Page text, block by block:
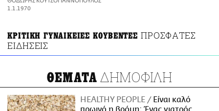
ΑΜΠΑ
1.1.1970
ΚΡΙΤΙΚΗ ΓΥΝΑΙΚΕΙΕΣ ΚΟΥΒΕΝΤΕΣ ΠΡΟΣΦΑΤΕΣ
ΕΙΔΗΣΕΙΣ
ΘΕΜΑΤΑ ΔΗΜΟΦΙΛΗ
HEALTHY PEOPLE
Είναι καλό